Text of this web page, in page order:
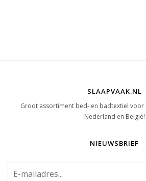
SLAAPVAAK.NL
Groot assortiment bed- en badtextiel voor
Nederland en België!
NIEUWSBRIEF